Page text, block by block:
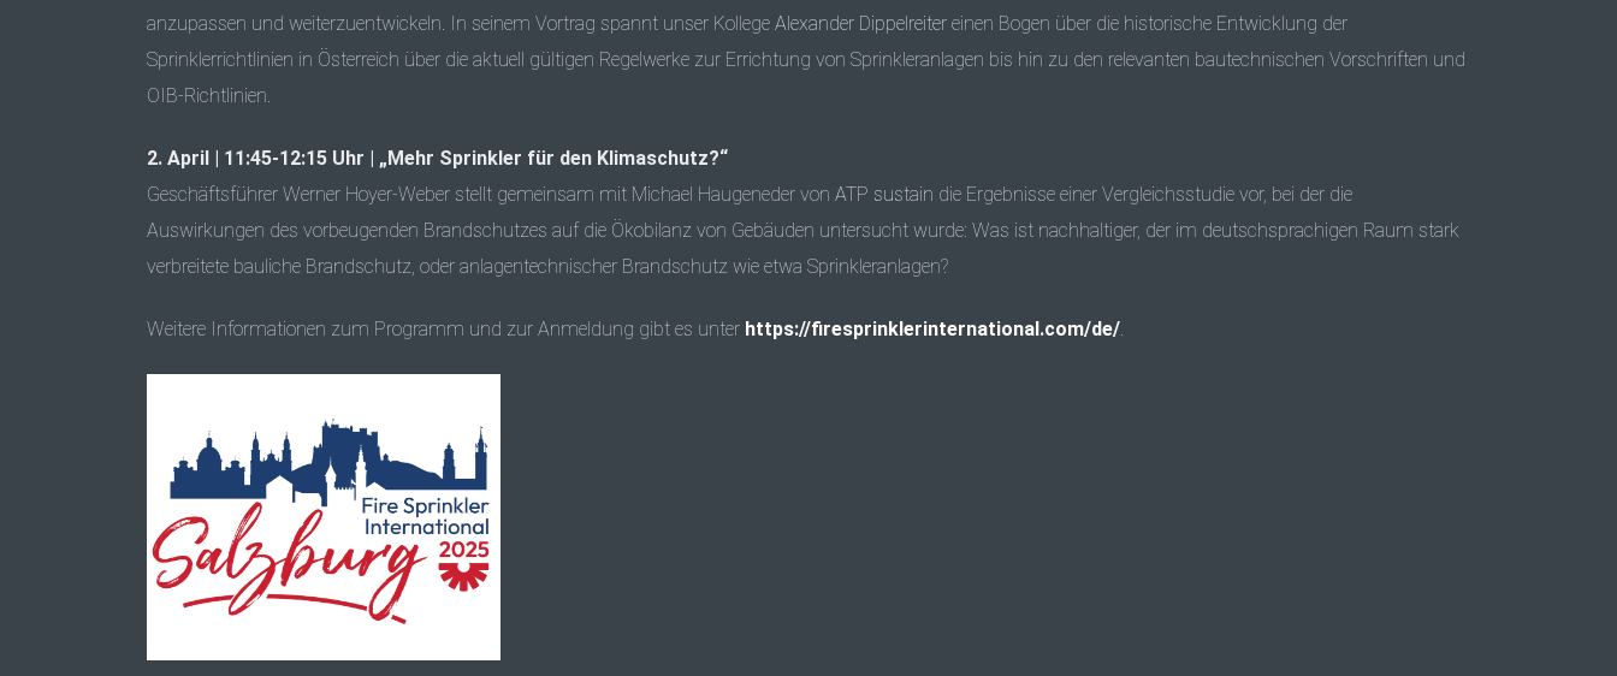
anzupassen und weiterzuentwickeln. In seinem Vortrag spannt unser Kollege Alexander Dippelreiter einen Bogen über die historische Entwicklung der
Sprinklerrichtlinien in Österreich über die aktuell gültigen Regelwerke zur Errichtung von Sprinkleranlagen bis hin zu den relevanten bautechnischen Vorschriften und
OIB-Richtlinien.
2. April | 11:45-12:15 Uhr | „Mehr Sprinkler für den Klimaschutz?“
Geschäftsführer Werner Hoyer-Weber stellt gemeinsam mit Michael Haugeneder von ATP sustain die Ergebnisse einer Vergleichsstudie vor, bei der die
Auswirkungen des vorbeugenden Brandschutzes auf die Ökobilanz von Gebäuden untersucht wurde: Was ist nachhaltiger, der im deutschsprachigen Raum stark
verbreitete bauliche Brandschutz, oder anlagentechnischer Brandschutz wie etwa Sprinkleranlagen?
Weitere Informationen zum Programm und zur Anmeldung gibt es unter https://firesprinklerinternational.com/de/